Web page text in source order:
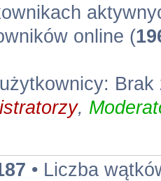
online (
,
• Liczba